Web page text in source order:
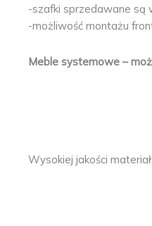
-szafki sprzedawane są
-możliwość montażu
Meble systemowe –
Wysokiej jakości